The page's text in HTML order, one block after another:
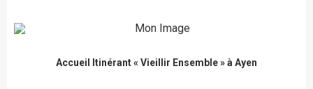
Accueil Itinérant « Vieillir Ensemble » à Ayen